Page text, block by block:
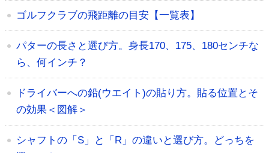
ゴルフクラブの飛距離の目安【一覧表】
パターの長さと選び方。身長170、175、180センチな
ら、何インチ？
ドライバーへの鉛(ウエイト)の貼り方。貼る位置とそ
の効果＜図解＞
シャフトの「S」と「R」の違いと選び方。どっちを